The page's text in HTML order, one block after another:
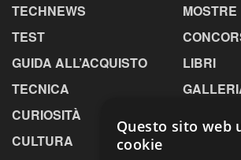
TECHNEWS
TEST
GUIDA ALL’ACQUISTO
TECNICA
CURIOSITÀ
CULTURA
MOSTRE
LIBRI
Questo sito web
cookie